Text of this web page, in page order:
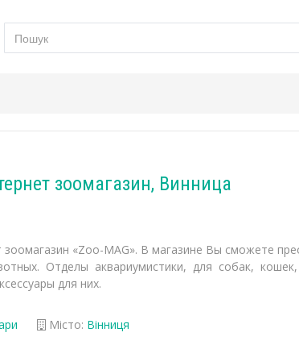
зоомагазин, Винница
зоомагазин «Zoo-MAG». В магазине Вы сможете
Отделы аквариумистики, для собак,
для них.
Місто: Вінниця